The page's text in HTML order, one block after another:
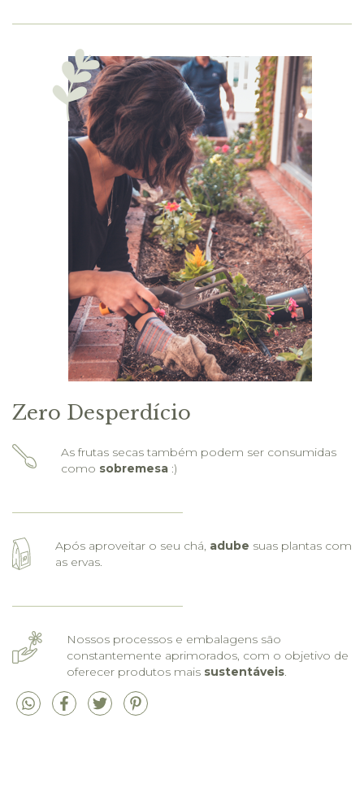
Zero Desperdício
As frutas secas também podem ser consumidas
como sobremesa :)
Após aproveitar o seu chá, adube suas plantas com
as ervas.
Nossos processos e embalagens são
constantemente aprimorados, com o objetivo de
oferecer produtos mais sustentáveis.